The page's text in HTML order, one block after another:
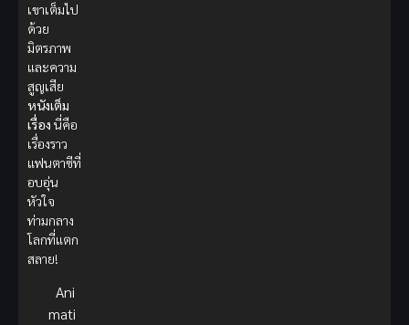
เขาเต็มไป
ด้วย
มิตรภาพ
และความ
สูญเสีย
หนังเต็ม
เรื่อง นี่คือ
เรื่องราว
แฟนตาซีที่
อบอุ่น
หัวใจ
ท่ามกลาง
โลกที่แตก
สลาย!
Ani
mati